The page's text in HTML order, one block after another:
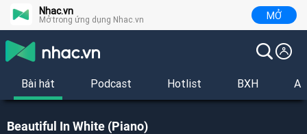
Nhac.vn
Mở trong ứng dụng Nhac.vn MỞ
Bài hát Podcast Hotlist BXH
Beautiful In White (Piano)